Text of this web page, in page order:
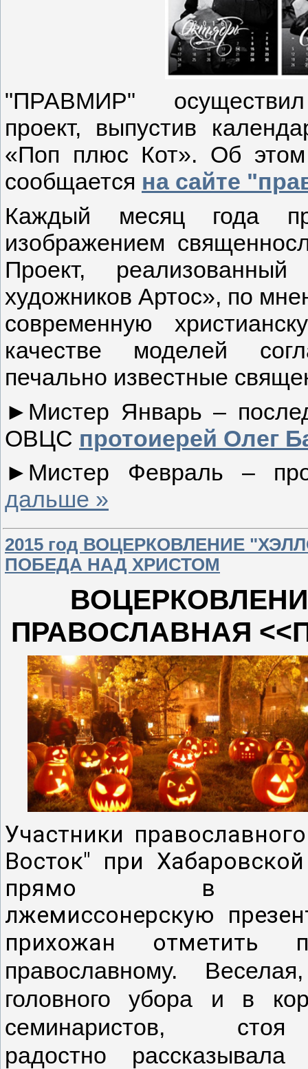
"ПРАВМИР"
проект, выпустив
«Поп плюс Кот». Об
сообщается на сайте
Каждый месяц года
изображением
Проект, реализованный
художников Артос», по
современную
качестве моделей
печально известные
►Мистер Январь –
ОВЦС протоиерей Олег
►Мистер Февраль –
дальше »
2015 год ВОЦЕРКОВЛЕНИЕ
ПОБЕДА НАД ХРИСТОМ
ПРАВОСЛАВНАЯ
Участники
Восток" при
прямо в
лжемиссонерскую
прихожан отметить
православному.
головного убора и в
семинаристов,
радостно